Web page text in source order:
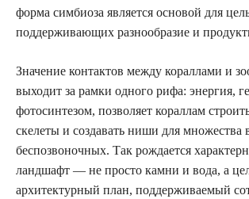
форма симбиоза является основой для
поддерживающих разнообразие и
Значение контактов между кораллами и
выходит за рамки одного рифа: энергия,
фотосинтезом, позволяет кораллам
скелеты и создавать ниши для множества
беспозвоночных. Так рождается
ландшафт — не просто камни и вода, а
архитектурный план, поддерживаемый